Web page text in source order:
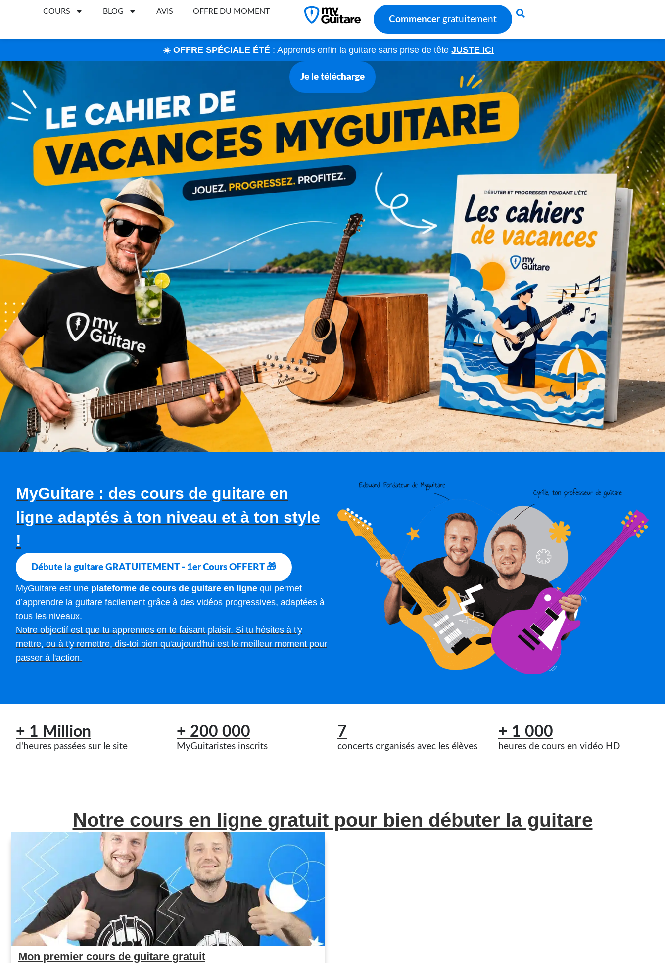
COURS BLOG AVIS OFFRE DU MOMENT
Commencer gratuitement
☀️ OFFRE SPÉCIALE ÉTÉ : Apprends enfin la guitare sans prise de têteJUSTE ICI
Je le télécharge
MyGuitare : des cours de guitare en
ligne adaptés à ton niveau et à ton style
!
Débute la guitare GRATUITEMENT - 1er Cours OFFERT 🎁
MyGuitare est une plateforme de cours de guitare en ligne qui permet
d’apprendre la guitare facilement grâce à des vidéos progressives, adaptées à
tous les niveaux.
Notre objectif est que tu apprennes en te faisant plaisir. Si tu hésites à t'y
mettre, ou à t'y remettre, dis-toi bien qu'aujourd'hui est le meilleur moment pour
passer à l'action.
+ 1 Million
d'heures passées sur le site
+ 200 000
MyGuitaristes inscrits
7
concerts organisés avec les élèves
+ 1 000
heures de cours en vidéo HD
Notre cours en ligne gratuit pour bien débuter la guitare
Mon premier cours de guitare gratuit